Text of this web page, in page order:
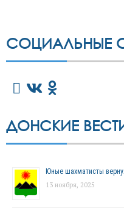
СОЦИАЛЬНЫЕ
ДОНСКИЕ
Юные шахматисты
13 ноября, 2025